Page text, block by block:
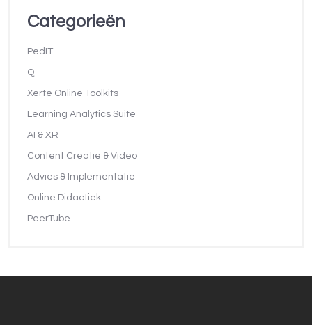
Categorieën
PedIT
Q
Xerte Online Toolkits
Learning Analytics Suite
AI & XR
Content Creatie & Video
Advies & Implementatie
Online Didactiek
PeerTube